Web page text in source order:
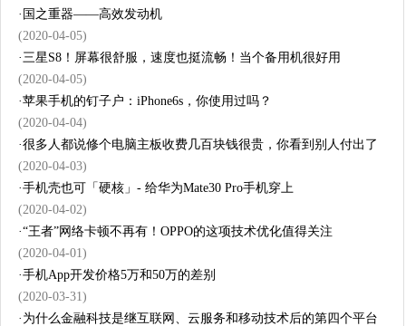
· 国之重器——高效发动机
(2020-04-05)
·三星S8！屏幕很舒服，速度也挺流畅！当个备用机很好用
(2020-04-05)
·苹果手机的钉子户：iPhone6s，你使用过吗？
(2020-04-04)
·很多人都说修个电脑主板收费几百块钱很贵，你看到别人付出了
(2020-04-03)
·手机壳也可「硬核」- 给华为Mate30 Pro手机穿上
(2020-04-02)
·“王者”网络卡顿不再有！OPPO的这项技术优化值得关注
(2020-04-01)
·手机App开发价格5万和50万的差别
(2020-03-31)
· 为什么金融科技是继互联网、云服务和移动技术后的第四个平台